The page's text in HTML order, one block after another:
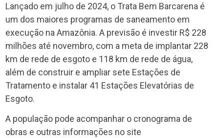
Lançado em julho de 2024, o Trata Bem Barcarena é
um dos maiores programas de saneamento em
execução na Amazônia. A previsão é investir R$ 228
milhões até novembro, com a meta de implantar 228
km de rede de esgoto e 118 km de rede de água,
além de construir e ampliar sete Estações de
Tratamento e instalar 41 Estações Elevatórias de
Esgoto.
A população pode acompanhar o cronograma de
obras e outras informações no site